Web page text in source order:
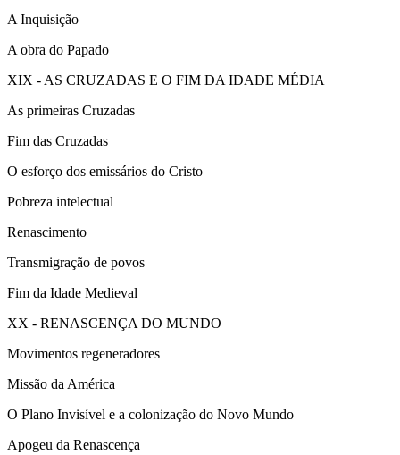
A Inquisição
A obra do Papado
XIX - AS CRUZADAS E O FIM DA IDADE MÉDIA
As primeiras Cruzadas
Fim das Cruzadas
O esforço dos emissários do Cristo
Pobreza intelectual
Renascimento
Transmigração de povos
Fim da Idade Medieval
XX - RENASCENÇA DO MUNDO
Movimentos regeneradores
Missão da América
O Plano Invisível e a colonização do Novo Mundo
Apogeu da Renascença